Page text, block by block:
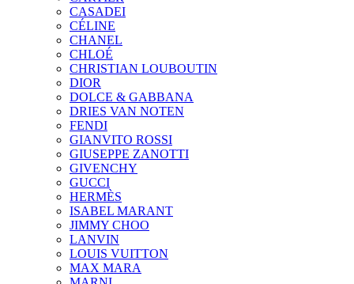
CASADEI
CÉLINE
CHANEL
CHLOÉ
CHRISTIAN LOUBOUTIN
DIOR
DOLCE & GABBANA
DRIES VAN NOTEN
FENDI
GIANVITO ROSSI
GIUSEPPE ZANOTTI
GIVENCHY
GUCCI
HERMÈS
ISABEL MARANT
JIMMY CHOO
LANVIN
LOUIS VUITTON
MAX MARA